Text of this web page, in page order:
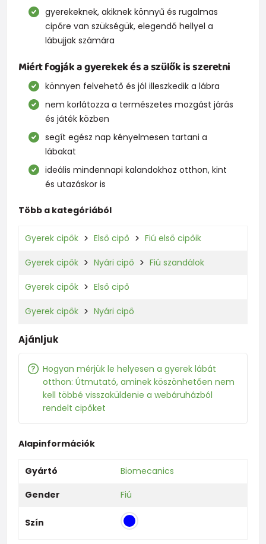
gyerekeknek, akiknek könnyű és rugalmas
cipőre van szükségük, elegendő hellyel a
lábujjak számára
Miért fogják a gyerekek és a szülők is szeretni
könnyen felvehető és jól illeszkedik a lábra
nem korlátozza a természetes mozgást járás
és játék közben
segít egész nap kényelmesen tartani a
lábakat
ideális mindennapi kalandokhoz otthon, kint
és utazáskor is
Több a kategóriából
Gyerek cipők Első cipő Fiú első cipőik
Gyerek cipők Nyári cipő Fiú szandálok
Gyerek cipők Első cipő
Gyerek cipők Nyári cipő
Ajánljuk
Hogyan mérjük le helyesen a gyerek lábát
otthon: Útmutató, aminek köszönhetően nem
kell többé visszaküldenie a webáruházból
rendelt cipőket
Alapinformációk
Gyártó
Biomecanics
Gender
Fiú
Szín